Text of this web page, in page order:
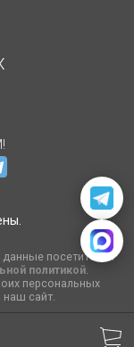
посетителей
политикой.
персональных
наш сайт.